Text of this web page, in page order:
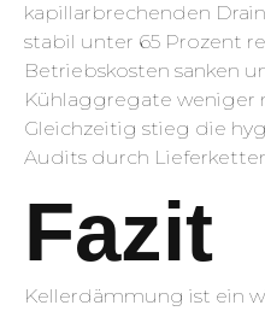
kapillarbrechenden
stabil unter 65 Prozent
Betriebskosten sanken
Kühlaggregate weniger
Gleichzeitig stieg die
Audits durch
Fazit
Kellerdämmung ist ein